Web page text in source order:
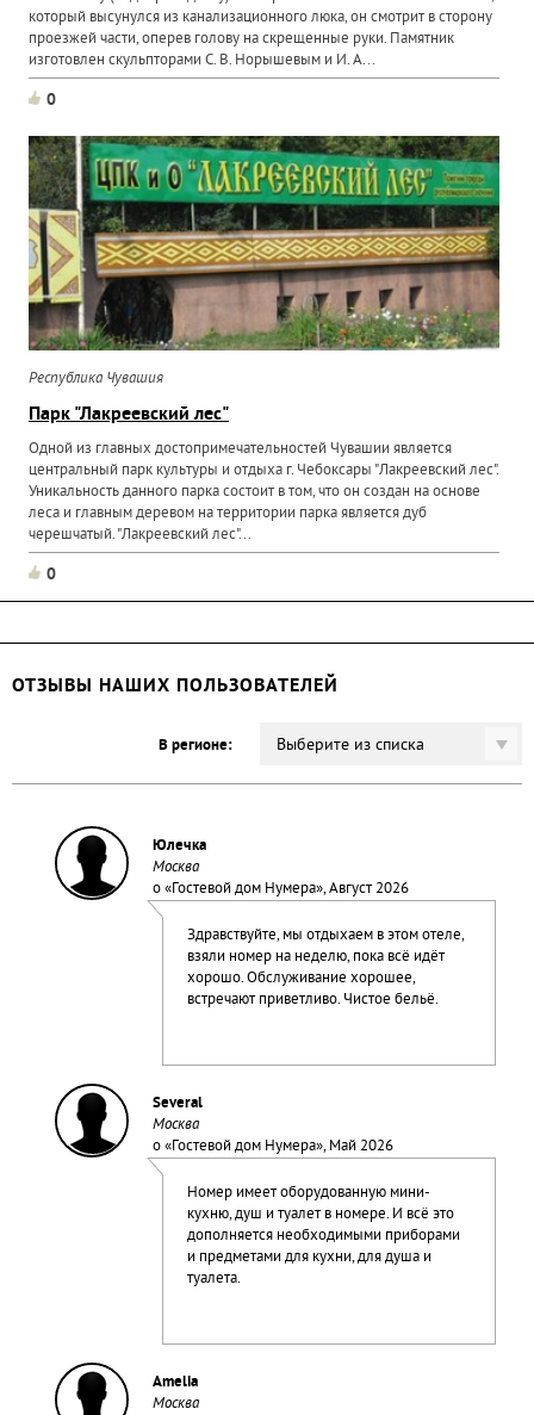
который высунулся из канализационного люка, он смотрит в сторону
проезжей части, оперев голову на скрещенные руки. Памятник
изготовлен скульпторами С. В. Норышевым и И. А...
0
Республика Чувашия
Парк "Лакреевский лес"
Одной из главных достопримечательностей Чувашии является
центральный парк культуры и отдыха г. Чебоксары "Лакреевский лес".
Уникальность данного парка состоит в том, что он создан на основе
леса и главным деревом на территории парка является дуб
черешчатый. "Лакреевский лес"...
0
ОТЗЫВЫ НАШИХ ПОЛЬЗОВАТЕЛЕЙ
В регионе: Выберите из списка
Юлечка
Москва
о «Гостевой дом Нумера», Август 2026
Здравствуйте, мы отдыхаем в этом отеле,
взяли номер на неделю, пока всё идёт
хорошо. Обслуживание хорошее,
встречают приветливо. Чистое бельё.
Several
Москва
о «Гостевой дом Нумера», Май 2026
Номер имеет оборудованную мини-
кухню, душ и туалет в номере. И всё это
дополняется необходимыми приборами
и предметами для кухни, для душа и
туалета.
Amelia
Москва